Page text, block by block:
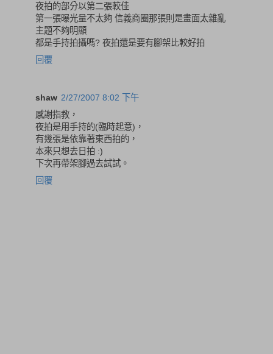
夜拍的部分以第二張較佳
第一張曝光量不太夠 信義商圈那張則是畫面太雜亂
主題不夠明顯
都是手持拍攝嗎? 夜拍還是要有腳架比較好拍
回覆
shaw 2/27/2007 8:02 下午
感謝指教，
夜拍是用手持的(臨時起意)，
有幾張是依靠著東西拍的，
本來只想去日拍 :)
下次再帶架腳過去試試。
回覆